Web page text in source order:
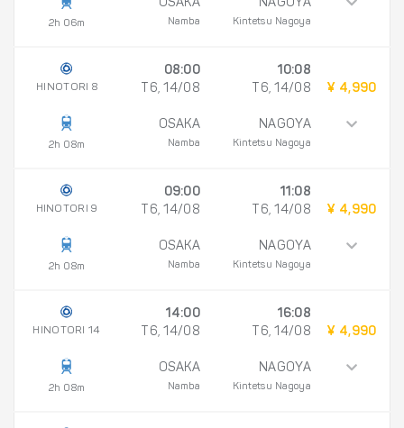
2h 06m
OSAKA
Namba
NAGOYA
Kintetsu Nagoya
HINOTORI 8
2h 08m
08:00
T6, 14/08
OSAKA
Namba
10:08
T6, 14/08
NAGOYA
Kintetsu Nagoya
¥ 4,990
HINOTORI 9
2h 08m
09:00
T6, 14/08
OSAKA
Namba
11:08
T6, 14/08
NAGOYA
Kintetsu Nagoya
¥ 4,990
HINOTORI 14
2h 08m
14:00
T6, 14/08
OSAKA
Namba
16:08
T6, 14/08
NAGOYA
Kintetsu Nagoya
¥ 4,990